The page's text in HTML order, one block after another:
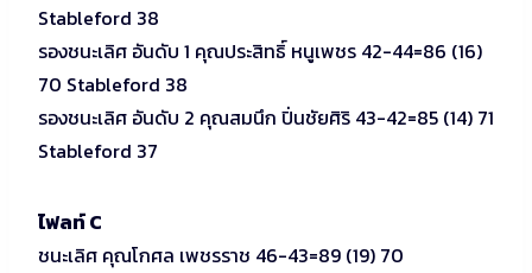
Stableford 38
รองชนะเลิศ อันดับ 1 คุณประสิทธิ์ หนูเพชร 42-44=86 (16)
70 Stableford 38
รองชนะเลิศ อันดับ 2 คุณสมนึก ปิ่นชัยศิริ 43-42=85 (14) 71
Stableford 37
ไฟลท์ C
ชนะเลิศ คุณโกศล เพชรราช 46-43=89 (19) 70